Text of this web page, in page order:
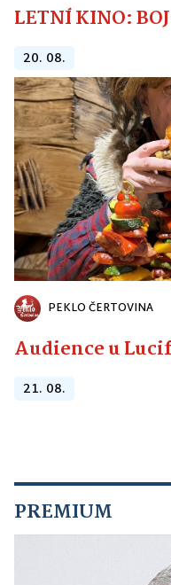
LETNÍ KINO:
20. 08.
PEKLO ČERTOVINA
Audience u
21. 08.
PREMIUM